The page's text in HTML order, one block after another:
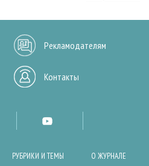
Рекламодателям
Контакты
РУБРИКИ И ТЕМЫ О ЖУРНАЛЕ